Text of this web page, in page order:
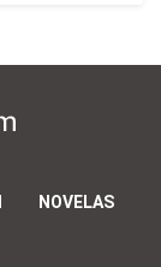
NOVELAS